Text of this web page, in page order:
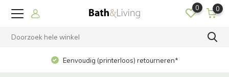
0 0
Eenvoudig (printerloos) retourneren*